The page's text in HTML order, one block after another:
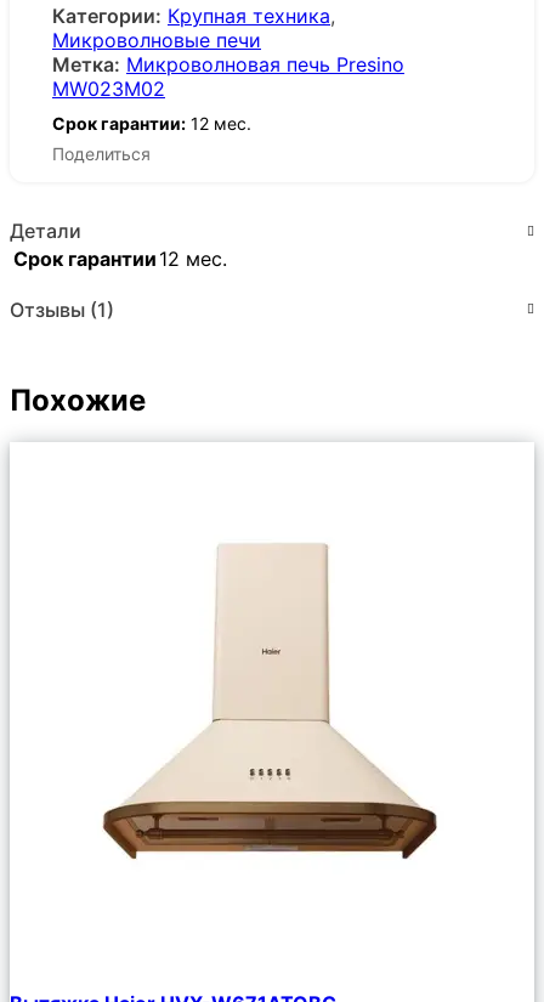
Категории: Крупная техника,
Микроволновые печи
Метка: Микроволновая печь Presino
MW023M02
Срок гарантии: 12 мес.
Поделиться
Детали
Срок гарантии 12 мес.
Отзывы (1)
Похожие